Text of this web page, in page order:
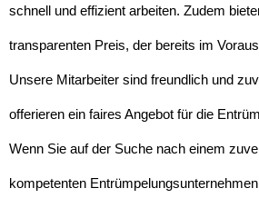
schnell und effizient arbeiten. Zudem
transparenten Preis, der bereits im
Unsere Mitarbeiter sind freundlich und
offerieren ein faires Angebot für die
Wenn Sie auf der Suche nach einem
kompetenten